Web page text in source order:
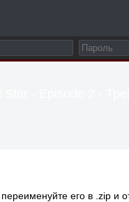
его в .zip и